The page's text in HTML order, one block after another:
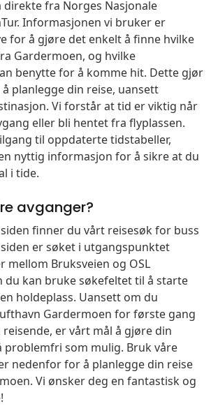
fra Norges Nasjonale
Informasjonen vi bruker er
for å gjøre det enkelt å finne hvilke
Gardermoen, og hvilke
benytte for å komme hit. Dette gjør
planlegge din reise, uansett
Vi forstår at tid er viktig når
eller bli hentet fra flyplassen.
til oppdaterte tidstabeller,
nyttig informasjon for å sikre at du
i tide.
avganger?
finner du vårt reisesøk for buss
er søket i utgangspunktet
mellom Bruksveien og OSL
du kan bruke søkefeltet til å starte
holdeplass. Uansett om du
Gardermoen for første gang
er vårt mål å gjøre din
problemfri som mulig. Bruk våre
nedenfor for å planlegge din reise
Vi ønsker deg en fantastisk og